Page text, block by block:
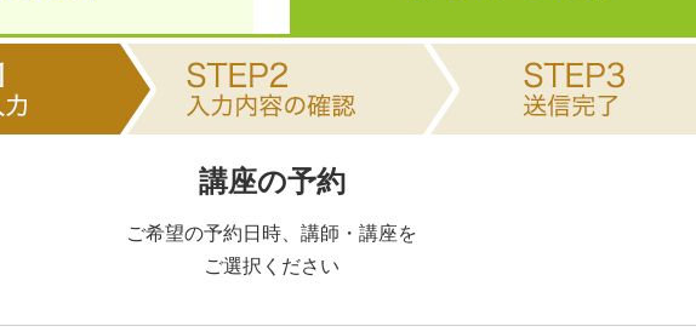
講座の予約
ご希望の予約日時、講師・講座を
ご選択ください